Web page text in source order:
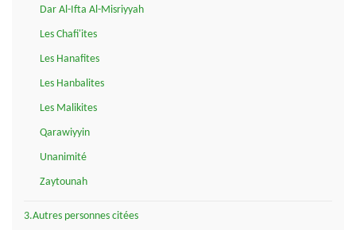
Dar Al-Ifta Al-Misriyyah
Les Chafi'ites
Les Hanafites
Les Hanbalites
Les Malikites
Qarawiyyin
Unanimité
Zaytounah
3.Autres personnes citées